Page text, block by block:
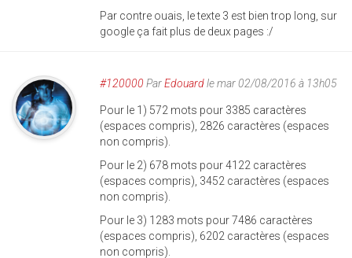
Par contre ouais, le texte 3 est bien trop long, sur
google ça fait plus de deux pages :/
#120000 ParEdouardle mar 02/08/2016 à 13h05
Pour le 1) 572 mots pour 3385 caractères
(espaces compris), 2826 caractères (espaces
non compris).
Pour le 2) 678 mots pour 4122 caractères
(espaces compris), 3452 caractères (espaces
non compris).
Pour le 3) 1283 mots pour 7486 caractères
(espaces compris), 6202 caractères (espaces
non compris).